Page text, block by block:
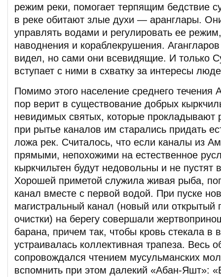
режим реки, помогает терпящим бедствие
в реке обитают злые духи — аранглары.
управлять водами и регулировать ее
наводнения и кораблекрушения. Агангларов
видел, но сами они всевидящие. И только
вступает с ними в схватку за интересы
Помимо этого население среднего течения
пор верит в существование добрых
невидимых святых, которые прокладывают
при рытье каналов им старались придать
ложа рек. Считалось, что если каналы из
прямыми, непохожими на естественное
кыркчильтен будут недовольны и не пустят
Хорошей приметой служила живая рыба,
канал вместе с первой водой. При пуске
магистральный канал (новый или открытый
очистки) на берегу совершали
барана, причем так, чтобы кровь стекала в
устраивалась коллективная трапеза. Весь
сопровождался чтением мусульманских
вспомнить при этом далекий «Абан-Яшт»: